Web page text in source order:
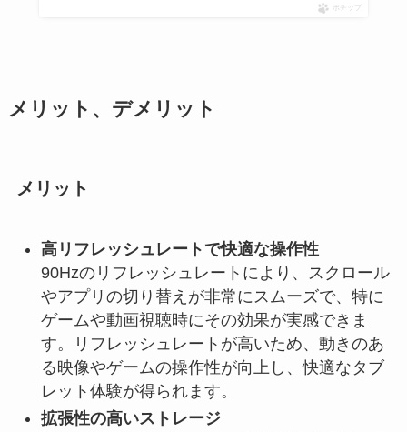
ポチップ
メリット、デメリット
メリット
高リフレッシュレートで快適な操作性
90Hzのリフレッシュレートにより、スクロール
やアプリの切り替えが非常にスムーズで、特に
ゲームや動画視聴時にその効果が実感できま
す。リフレッシュレートが高いため、動きのあ
る映像やゲームの操作性が向上し、快適なタブ
レット体験が得られます。
拡張性の高いストレージ